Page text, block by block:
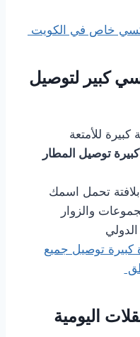
خاص في الكويت
كبير لتوصيل
توصيل المطار
تحمل اسمك
والزوار
كبيرة توصيل جميع
اليومية